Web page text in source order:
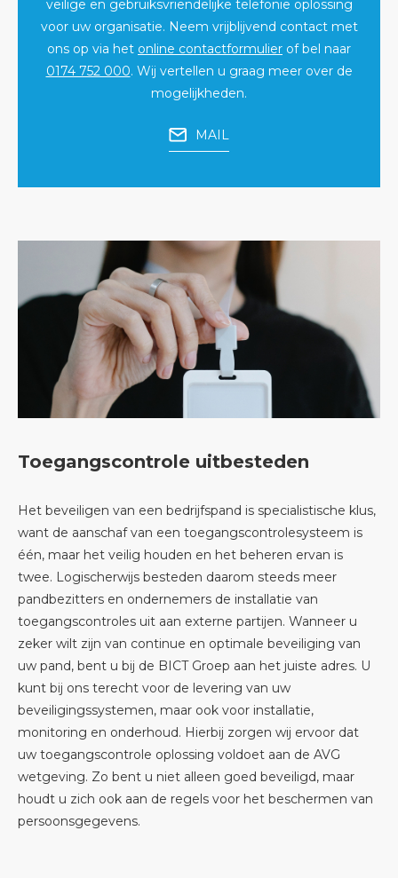
veilige en gebruiksvriendelijke telefonie oplossing
voor uw organisatie. Neem vrijblijvend contact met
ons op via het online contactformulier of bel naar
0174 752 000. Wij vertellen u graag meer over de
mogelijkheden.
MAIL
Toegangscontrole uitbesteden
Het beveiligen van een bedrijfspand is specialistische klus,
want de aanschaf van een toegangscontrolesysteem is
één, maar het veilig houden en het beheren ervan is
twee. Logischerwijs besteden daarom steeds meer
pandbezitters en ondernemers de installatie van
toegangscontroles uit aan externe partijen. Wanneer u
zeker wilt zijn van continue en optimale beveiliging van
uw pand, bent u bij de BICT Groep aan het juiste adres. U
kunt bij ons terecht voor de levering van uw
beveiligingssystemen, maar ook voor installatie,
monitoring en onderhoud. Hierbij zorgen wij ervoor dat
uw toegangscontrole oplossing voldoet aan de AVG
wetgeving. Zo bent u niet alleen goed beveiligd, maar
houdt u zich ook aan de regels voor het beschermen van
persoonsgegevens.